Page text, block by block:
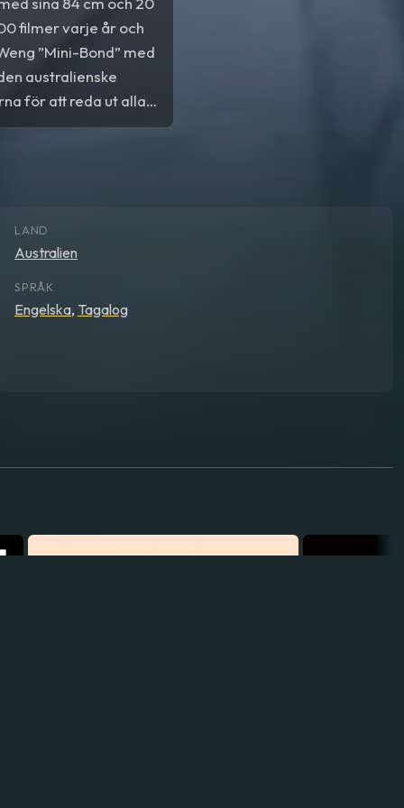
filmer varje år och
”Mini-Bond” med
australienske
för att reda ut alla
och som bl.a.
LAND
Australien
SPRÅK
Engelska, Tagalog